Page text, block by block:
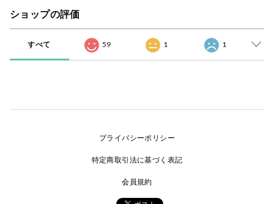
ショップの評価
すべて 59 1 1
プライバシーポリシー
特定商取引法に基づく表記
会員規約